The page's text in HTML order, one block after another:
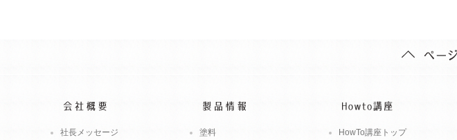
社長メッセージ
塗料
HowTo講座トップ